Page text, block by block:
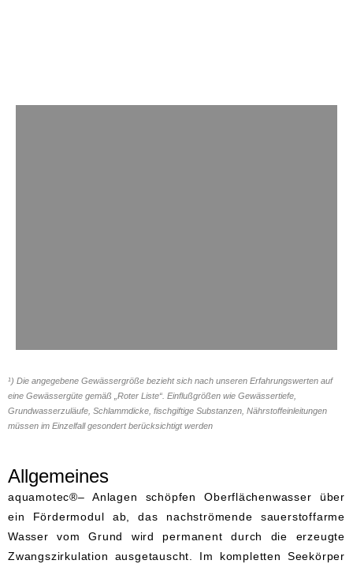
Förderleistung
Jahreszirkulationsleistung 1 Mio.
Für eine Wasserfläche bis zu 3
ha¹.
¹) Die angegebene Gewässergröße bezieht sich nach unseren Erfahrungswerten auf
eine Gewässergüte gemäß „Roter Liste“. Einflußgrößen wie Gewässertiefe,
Grundwasserzuläufe, Schlammdicke, fischgiftige Substanzen, Nährstoffeinleitungen
müssen im Einzelfall gesondert berücksichtigt werden
Allgemeines
aquamotec®– Anlagen schöpfen Oberflächenwasser über
ein Fördermodul ab, das nachströmende sauerstoffarme
Wasser vom Grund wird permanent durch die erzeugte
Zwangszirkulation ausgetauscht. Im kompletten Seekörper